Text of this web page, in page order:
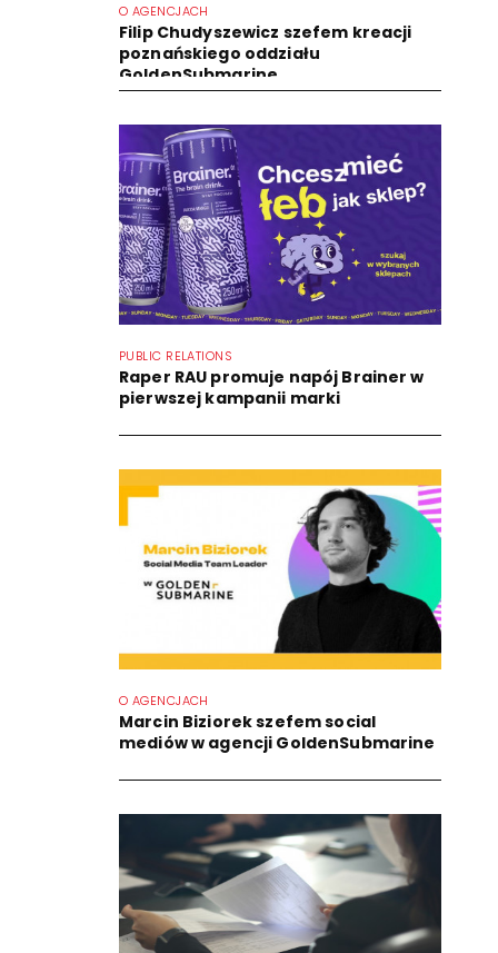
O AGENCJACH
Filip Chudyszewicz szefem kreacji
poznańskiego oddziału
GoldenSubmarine
PUBLIC RELATIONS
Raper RAU promuje napój Brainer w
pierwszej kampanii marki
O AGENCJACH
Marcin Biziorek szefem social
mediów w agencji GoldenSubmarine